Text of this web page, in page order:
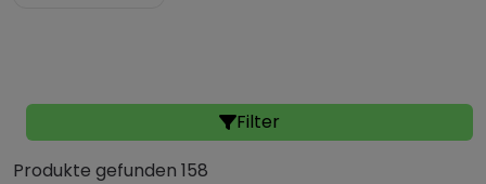
Filter
Produkte gefunden 158